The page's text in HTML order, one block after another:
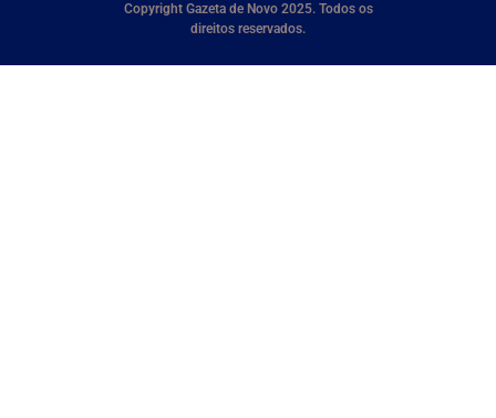
Copyright Gazeta de Novo 2025. Todos os
direitos reservados.